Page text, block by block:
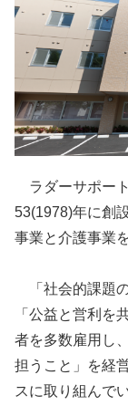
ラダーサポー
53(1978)年に創
事業と介護事業
「社会的課題
「公益と営利を
者を多数雇用し
担うこと」を経
スに取り組んで